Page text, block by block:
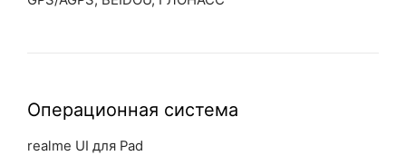
Операционная система
realme UI для Pad